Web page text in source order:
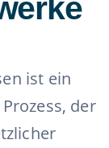
ist ein
der